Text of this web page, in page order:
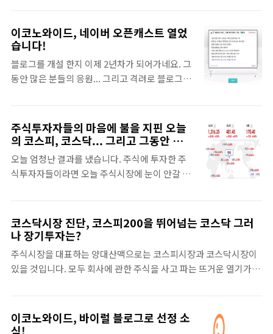
리의 IT 섹션을 돌아다니다가 재아님의 블로그 글
중 " 블로거라면 레뷰정도는 알아두는것도 좋겠
트는 리뷰 포스트를 전문적으로 다루는 서비스라
고 합니다. 이 서비스를 통해서 요즘 블로그계에
름은 많이 들어봤는데~~" 하다가 이번에 가입하
게 되었는데요. 저는 리뷰를 전문적으로 다루거나
아니면 포스트의 비중 중 리뷰의 비중이 높거나
하지는 않은데요. 그래도 예전에 썼던 리뷰..
이코노와이드, 네이버 오픈캐스트 열었
습니다!
블로그를 개설 한지 이제 2년차가 되어가네요. 그
동안 많은 분들의 응원... 그리고 격려로 블로그가
해드리지 못하는 필력으로 작게 나마 운영해오던
이코노와이드 블로그가 네이버(NHN-Naver)의
다. 더욱더 많은 분들과 테마를 가진 이야기를 나
누고 싶다는 생각에 시작을 하게 되었습니다. 재
릴 수 있을 것이라는 용기를 가지고 시작하게 되
어서 지금까지 오게되었는데요. 각종 검색엔진과
메타블로그 사이트, 다음의 블로그 뉴스 사이트
같은 곳들을 통해서 그동안 참 소중한..
주식투자자들의 마음에 불을 지핀 오늘
의 코스피, 코스닥... 그리고 그동안 잊어
왔던것은?
오늘 엄청난 결과를 냈습니다. 주식에 투자한 주
식투자자들이라면 오늘 주식시장에 눈이 안갈 수
1300지수에 다시 올라서는 모습을 보였으니깐 말
이죠. 오늘 코스피는 54.28포인트 4.3%에 코스닥
어느새 500포인트 문턱까지 올라섰습니다. 금리
동결이라는 막강한 카드는 사실 오늘 주식시장에
한가 종목만 40개, 대조적으로 하한가는 1개를 보
코스닥시장 진단, 코스피200을 뛰어넘는 코스닥 그러
나 장기투자는?
주식시장을 대표하는 양대산맥으로는 코스피시장과 코스닥시장이
있을 것입니다. 모두 회사에 관한 주식을 사고 파는 뜨거운 열기가 매
지 않다고 이야기를 합니다. 이 두 이야기 역시 모두 다 맞기에 주식
시장은 원래의 목적을 훼손하지 않기를 그저 매일 바라는 마음 뿐이
이코노와이드, 바이럴 블로그로 선정 소
식!